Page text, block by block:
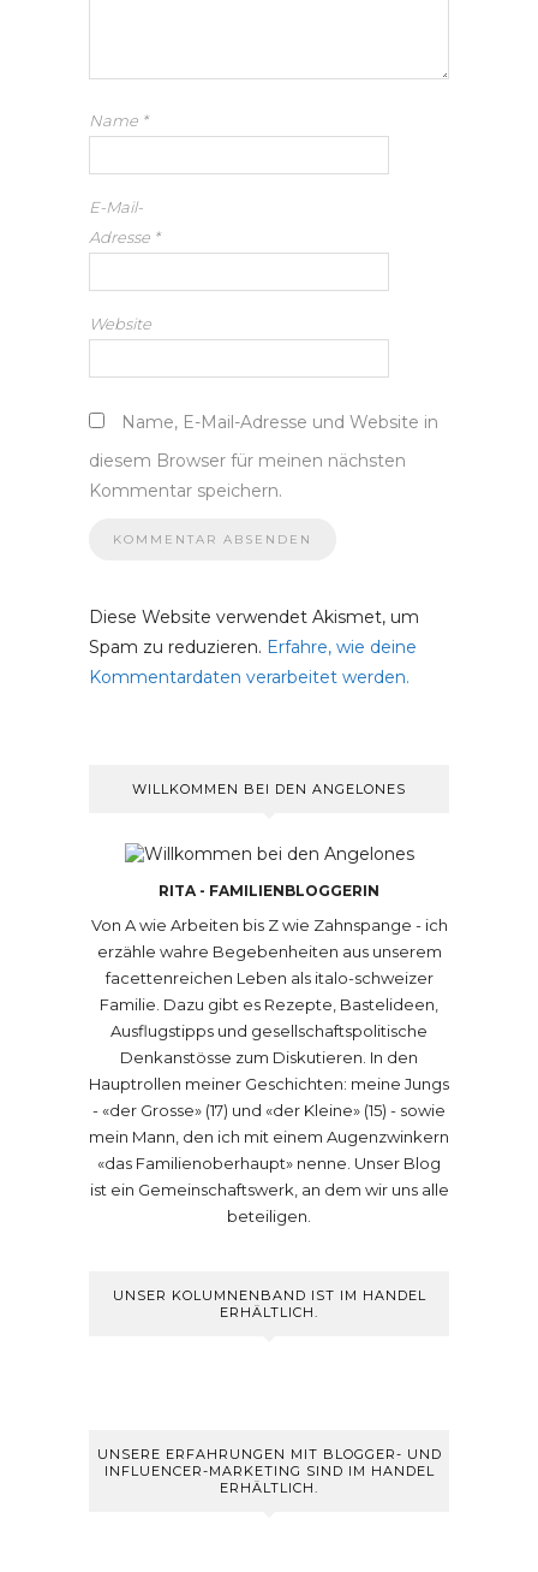
Name *
E-Mail-
Adresse *
Website
Name, E-Mail-Adresse und Website in
diesem Browser für meinen nächsten
Kommentar speichern.
Diese Website verwendet Akismet, um
Spam zu reduzieren. Erfahre, wie deine
Kommentardaten verarbeitet werden.
WILLKOMMEN BEI DEN ANGELONES
RITA - FAMILIENBLOGGERIN
Von A wie Arbeiten bis Z wie Zahnspange - ich
erzähle wahre Begebenheiten aus unserem
facettenreichen Leben als italo-schweizer
Familie. Dazu gibt es Rezepte, Bastelideen,
Ausflugstipps und gesellschaftspolitische
Denkanstösse zum Diskutieren. In den
Hauptrollen meiner Geschichten: meine Jungs
- «der Grosse» (17) und «der Kleine» (15) - sowie
mein Mann, den ich mit einem Augenzwinkern
«das Familienoberhaupt» nenne. Unser Blog
ist ein Gemeinschaftswerk, an dem wir uns alle
beteiligen.
UNSER KOLUMNENBAND IST IM HANDEL
ERHÄLTLICH.
UNSERE ERFAHRUNGEN MIT BLOGGER- UND
INFLUENCER-MARKETING SIND IM HANDEL
ERHÄLTLICH.